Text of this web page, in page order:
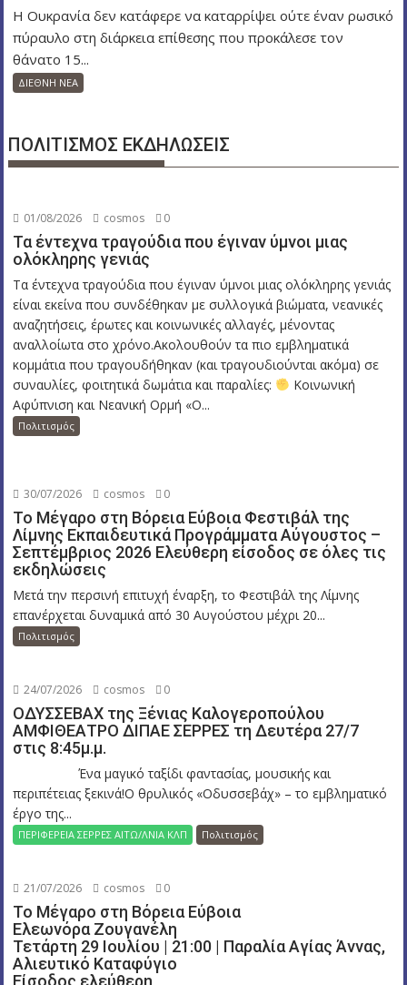
Η Ουκρανία δεν κατάφερε να καταρρίψει ούτε έναν ρωσικό
πύραυλο στη διάρκεια επίθεσης που προκάλεσε τον
θάνατο 15...
ΔΙΕΘΝΗ ΝΕΑ
ΠΟΛΙΤΙΣΜΟΣ ΕΚΔΗΛΩΣΕΙΣ
01/08/2026 cosmos 0
Τα έντεχνα τραγούδια που έγιναν ύμνοι μιας
ολόκληρης γενιάς
Τα έντεχνα τραγούδια που έγιναν ύμνοι μιας ολόκληρης γενιάς
είναι εκείνα που συνδέθηκαν με συλλογικά βιώματα, νεανικές
αναζητήσεις, έρωτες και κοινωνικές αλλαγές, μένοντας
αναλλοίωτα στο χρόνο.Ακολουθούν τα πιο εμβληματικά
κομμάτια που τραγουδήθηκαν (και τραγουδιούνται ακόμα) σε
συναυλίες, φοιτητικά δωμάτια και παραλίες:
Κοινωνική
Αφύπνιση και Νεανική Ορμή «Ο...
Πολιτισμός
30/07/2026 cosmos 0
Το Μέγαρο στη Βόρεια Εύβοια Φεστιβάλ της
Λίμνης Εκπαιδευτικά Προγράμματα Αύγουστος –
Σεπτέμβριος 2026 Ελεύθερη είσοδος σε όλες τις
εκδηλώσεις
Μετά την περσινή επιτυχή έναρξη, το Φεστιβάλ της Λίμνης
επανέρχεται δυναμικά από 30 Αυγούστου μέχρι 20...
Πολιτισμός
24/07/2026 cosmos 0
ΟΔΥΣΣΕΒΑΧ της Ξένιας Καλογεροπούλου
ΑΜΦΙΘΕΑΤΡΟ ΔΙΠΑΕ ΣΕΡΡΕΣ τη Δευτέρα 27/7
στις 8:45μ.μ.
Ένα μαγικό ταξίδι φαντασίας, μουσικής και
περιπέτειας ξεκινά!Ο θρυλικός «Οδυσσεβάχ» – το εμβληματικό
έργο της...
ΠΕΡΙΦΕΡΕΙΑ ΣΕΡΡΕΣ ΑΙΤΩ/ΛΝΙΑ ΚΛΠ Πολιτισμός
21/07/2026 cosmos 0
Το Μέγαρο στη Βόρεια Εύβοια
Ελεωνόρα Ζουγανέλη
Τετάρτη 29 Ιουλίου | 21:00 | Παραλία Αγίας Άννας,
Αλιευτικό Καταφύγιο
Είσοδος ελεύθερη